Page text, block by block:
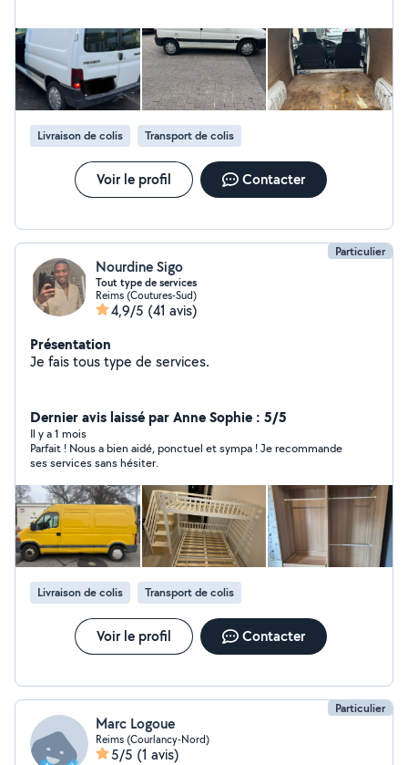
Livraison de colis Transport de colis
Voir le profil Contacter
Particulier
Nourdine Sigo
Tout type de services
Reims (Coutures-Sud)
4,9/5 (41 avis)
Présentation
Je fais tous type de services.
Dernier avis laissé par Anne Sophie : 5/5
Il y a 1 mois
Parfait ! Nous a bien aidé, ponctuel et sympa ! Je recommande
ses services sans hésiter.
Livraison de colis Transport de colis
Voir le profil Contacter
Particulier
Marc Logoue
Reims (Courlancy-Nord)
5/5 (1 avis)